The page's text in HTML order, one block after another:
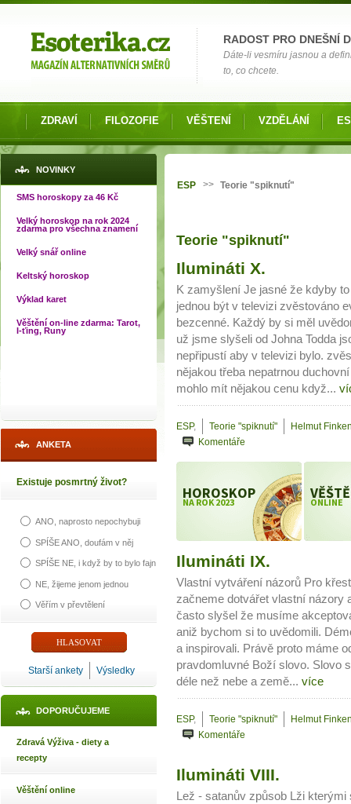
RADOST PRO DNEŠNÍ
Dáte-li vesmíru jasnou a
to, co chcete.
ZDRAVÍ FILOZOFIE VĚŠTENÍ VZDĚLÁNÍ
NOVINKY
SMS horoskopy za 46 Kč
Velký horoskop na rok 2024
zdarma pro všechna znamení
Velký snář online
Keltský horoskop
Výklad karet
Věštění on-line zdarma: Tarot,
I-ťing, Runy
ANKETA
Existuje posmrtný život?
ANO, naprosto nepochybuji
SPÍŠE ANO, doufám v něj
SPÍŠE NE, i když by to bylo fajn
NE, žijeme jenom jednou
Věřím v převtělení
Starší ankety Výsledky
DOPORUČUJEME
Zdravá Výživa - diety a
recepty
Věštění online
ESP >> Teorie "spiknutí"
Teorie "spiknutí"
Ilumináti X.
K zamyšlení Je jasné že kdyby
jednou být v televizi zvěstováno
bezcenné. Každý by si měl
už jsme slyšeli od Johna Todda
nepřipustí aby v televizi bylo.
nějakou třeba nepatrnou
mohlo mít nějakou cenu když...
ESP, Teorie "spiknutí"
Helmut
Komentáře
HOROSKOP
NA ROK 2023 ONLINE
Ilumináti IX.
Vlastní vytváření názorů Pro
začneme dotvářet vlastní názory
často slyšel že musíme
aniž bychom si to uvědomili.
a inspirovali. Právě proto máme
pravdomluvné Boží slovo. Slovo
déle než nebe a země... více
ESP, Teorie "spiknutí"
Helmut
Komentáře
Ilumináti VIII.
Lež - satanův způsob Lži